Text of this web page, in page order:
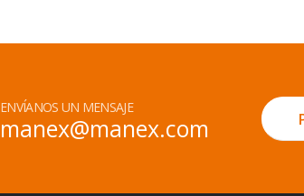
ENVÍANOS UN MENSAJE
manex@manex.com